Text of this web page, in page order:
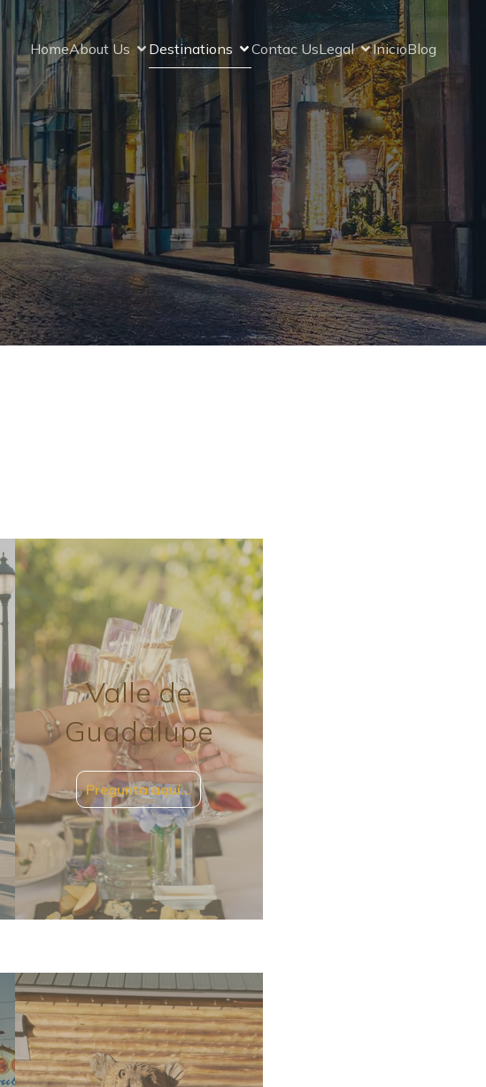
HomeAbout Us Destinations Contac UsLegal InicioBlog
Valle de
Guadalupe
Pregunta aquí…